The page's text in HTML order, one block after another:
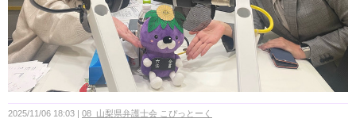
2025/11/06 18:03 08_山梨県弁護士会 こぴっとーく